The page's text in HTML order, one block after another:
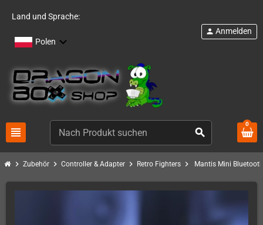
Land und Sprache:
Polen
view_headline search
person Anmelden
0
chevron_right Zubehör chevron_right Controller & Adapter chevron_right Retro Fighters chevron_right Mantis Mini